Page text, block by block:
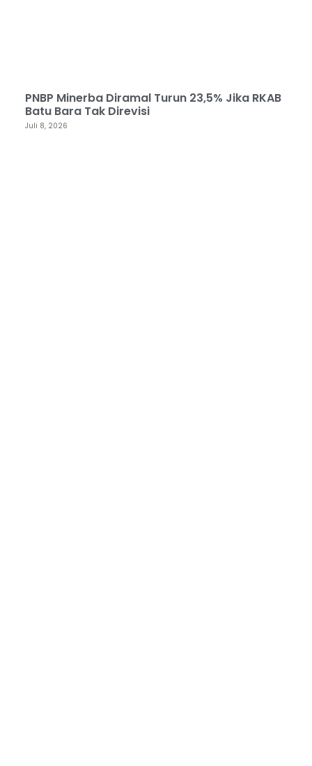
PNBP Minerba Diramal Turun 23,5% Jika RKAB
Batu Bara Tak Direvisi
Juli 8, 2026